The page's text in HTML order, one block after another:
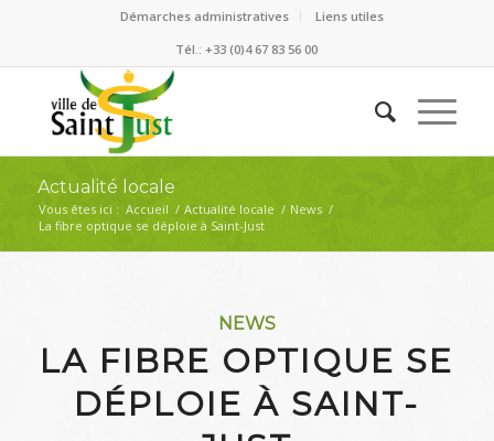
Démarches administratives
Liens utiles
Tél.: +33 (0)4 67 83 56 00
Actualité locale
Vous êtes ici : Accueil / Actualité locale / News /
La fibre optique se déploie à Saint-Just
NEWS
LA FIBRE OPTIQUE SE
DÉPLOIE À SAINT-